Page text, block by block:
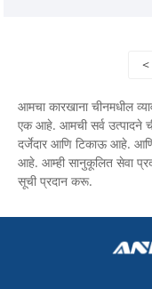
<
आमचा कारखाना चीनमधील
एक आहे. आमची सर्व उत्पादने
दर्जेदार आणि टिकाऊ आहे.
आहे. आम्ही सानुकूलित सेवा
सूची प्रदान करू.